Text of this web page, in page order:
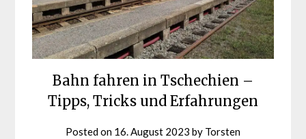
Bahn fahren in Tschechien –
Tipps, Tricks und Erfahrungen
Posted on 16. August 2023 by Torsten